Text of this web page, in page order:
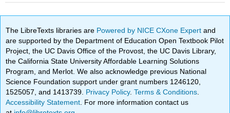
The LibreTexts libraries are Powered by NICE CXone Expertand
are supported by the Department of Education Open Textbook Pilot
Project, the UC Davis Office of the Provost, the UC Davis Library,
the California State University Affordable Learning Solutions
Program, and Merlot. We also acknowledge previous National
Science Foundation support under grant numbers 1246120,
1525057, and 1413739. Privacy Policy.Terms & Conditions
Accessibility Statement . For more information contact us